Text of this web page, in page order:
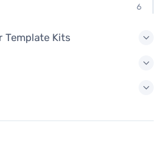
6
Template Kits